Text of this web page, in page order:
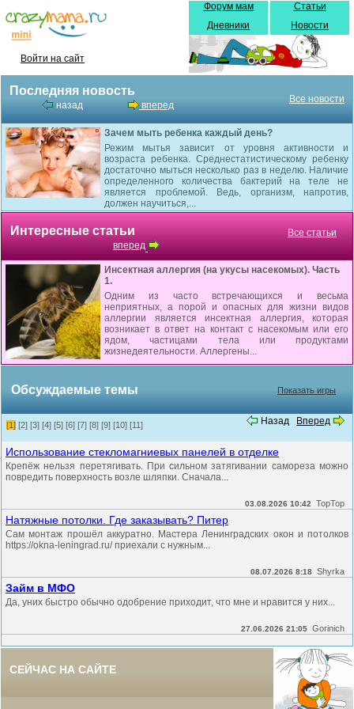
Войти на сайт
Форум мам
Дневники
Статьи
Новости
Последняя новость
назад вперед
Все новости
Зачем мыть ребенка каждый день?
Режим мытья зависит от уровня активности и
возраста ребенка. Среднестатистическому ребенку
достаточно мыться несколько раз в неделю. Наличие
определенного количества бактерий на теле не
является проблемой. Ведь, организм, напротив,
должен научиться,...
Интересные статьи
вперед
Все статьи
Инсектная аллергия (на укусы насекомых). Часть
1.
Одним из часто встречающихся и весьма
неприятных, а порой и опасных для жизни видов
аллергии является инсектная аллергия, которая
возникает в ответ на контакт с насекомым или его
ядом, частицами тела или продуктами
жизнедеятельности. Аллергены...
Обсуждаемые темы Показать игры
Назад Вперед
[1] [2] [3] [4] [5] [6] [7] [8] [9] [10] [11]
Использование стекломагниевых панелей в отделке
Крепёж нельзя перетягивать. При сильном затягивании самореза можно
повредить поверхность возле шляпки. Сначала...
03.08.2026 10:42 TopTop
Натяжные потолки. Где заказывать? Питер
Сам монтаж прошёл аккуратно. Мастера Ленинградских окон и потолков
https://okna-leningrad.ru/ приехали с нужным...
08.07.2026 8:18 Shyrka
Займ в МФО
Да, уних быстро обычно одобрение приходит, что мне и нравится у них...
27.06.2026 21:05 Gorinich
СЕЙЧАС НА САЙТЕ